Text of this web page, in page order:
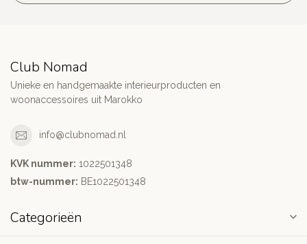
Club Nomad
Unieke en handgemaakte interieurproducten en
woonaccessoires uit Marokko
info@clubnomad.nl
KVK nummer: 1022501348
btw-nummer: BE1022501348
Categorieën